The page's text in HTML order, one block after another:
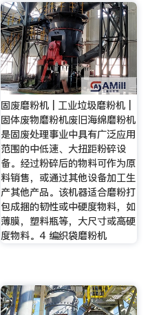
固废磨粉机 | 工业垃圾磨粉机 |
固体废物磨粉机废旧海绵磨粉机
是固废处理事业中具有广泛应用
范围的中低速、大扭距粉碎设
备。经过粉碎后的物料可作为原
料销售，或通过其他设备加工生
产其他产品。该机器适合磨粉打
包成捆的韧性或中硬度物料，如
薄膜，塑料瓶等，大尺寸或高硬
度物料。4 编织袋磨粉机